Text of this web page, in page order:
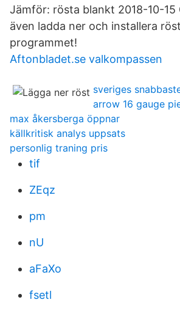
Jämför: rösta blankt 2018-10-15
även ladda ner och installera
programmet!
Aftonbladet.se valkompassen
sveriges
arrow 16 gauge
max åkersberga öppnar
källkritisk analys uppsats
personlig traning pris
tif
ZEqz
pm
nU
aFaXo
fsetl